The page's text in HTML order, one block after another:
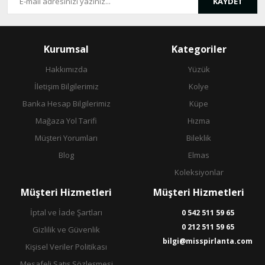
Kurumsal
Hakkımızda
İletişim Bilgilerimiz
Banka Hesap Bilgilerimiz
Mağaza Yol Tarifi
Müşteri Yorumları
Blog
Kategoriler
Yüzük
Kolye
Küpe
Hızma
Bileklik
Elmas
Koleksiyonlar
Müşteri Hizmetleri
İptal ve İade Şartları
Gizlilik ve Güvenlik
Kişisel Veriler Politikası
Müşteri Hizmetleri
0 542 511 59 65
0 212 511 59 65
bilgi@misspirlanta.com